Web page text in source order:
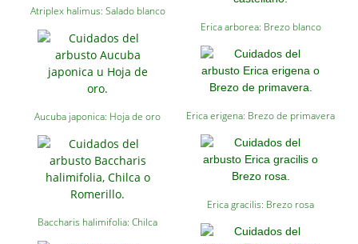
Atriplex halimus: Salado blanco
Aucuba japonica: Hoja de oro
Baccharis halimifolia: Chilca
Erica arborea: Brezo blanco
Erica erigena: Brezo de primavera
Erica gracilis: Brezo rosa